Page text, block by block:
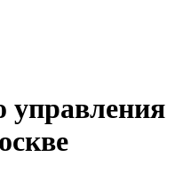
управления